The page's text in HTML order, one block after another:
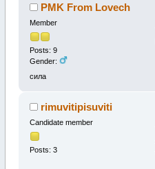
PMK From Lovech
Member
Posts: 9
Gender:
сила
rimuvitipisuviti
Candidate member
Posts: 3